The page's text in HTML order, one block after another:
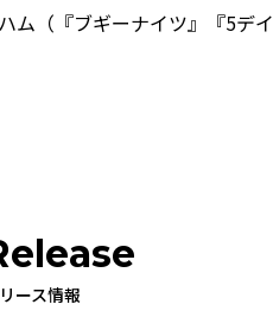
ム（『ブギーナイツ』『5デ
ース情報